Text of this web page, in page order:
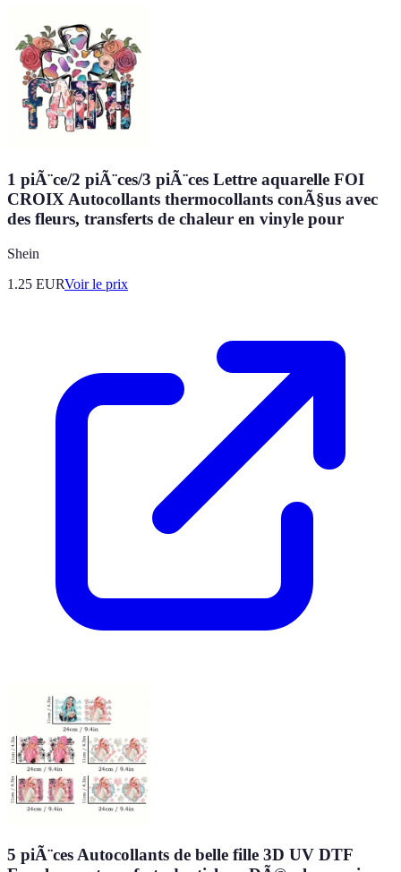
1 piÃ¨ce/2 piÃ¨ces/3 piÃ¨ces Lettre aquarelle FOI
CROIX Autocollants thermocollants conÃ§us avec
des fleurs, transferts de chaleur en vinyle pour
Shein
1.25 EURVoir le prix
5 piÃ¨ces Autocollants de belle fille 3D UV DTF